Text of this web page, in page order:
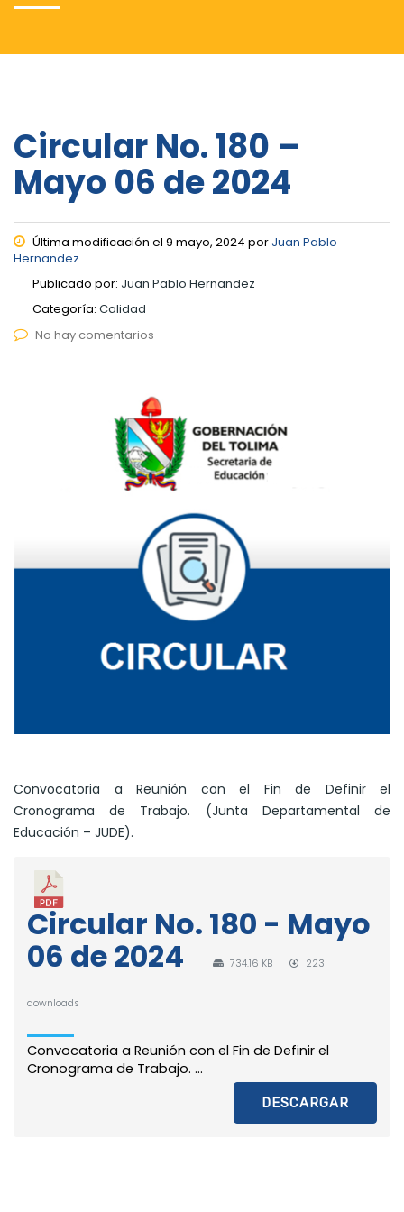
Circular No. 180 –
Mayo 06 de 2024
Última modificación el 9 mayo, 2024 por Juan Pablo
Hernandez
Publicado por: Juan Pablo Hernandez
Categoría: Calidad
No hay comentarios
Convocatoria a Reunión con el Fin de Definir el
Cronograma de Trabajo. (Junta Departamental de
Educación – JUDE).
Circular No. 180 - Mayo
06 de 2024
734.16 KB 223
downloads
Convocatoria a Reunión con el Fin de Definir el
Cronograma de Trabajo. ...
DESCARGAR